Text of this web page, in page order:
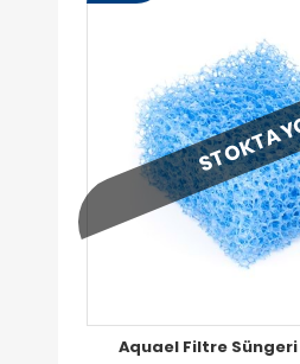
STOKTA
Aquael Filtre Süngeri